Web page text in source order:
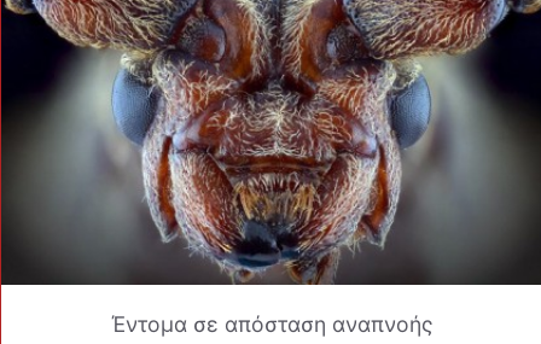
Έντομα σε απόσταση αναπνοής